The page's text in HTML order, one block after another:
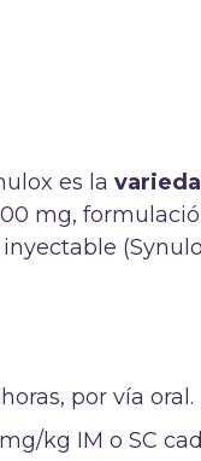
es la
mg,
por vía oral.
kg IM o SC